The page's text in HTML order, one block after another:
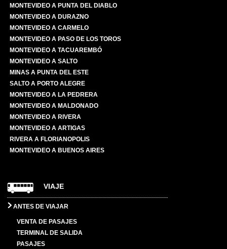
MONTEVIDEO A PUNTA DEL DIABLO
MONTEVIDEO A DURAZNO
MONTEVIDEO A CARMELO
MONTEVIDEO A PASO DE LOS TOROS
MONTEVIDEO A TACUAREMBÓ
MONTEVIDEO A SALTO
MINAS A PUNTA DEL ESTE
SALTO A PORTO ALEGRE
MONTEVIDEO A LA PEDRERA
MONTEVIDEO A MALDONADO
MONTEVIDEO A RIVERA
MONTEVIDEO A ARTIGAS
RIVERA A FLORIANOPOLIS
MONTEVIDEO A BUENOS AIRES
VIAJE
ANTES DE VIAJAR
VENTA DE PASAJES
TERMINAL DE SALIDA
PASAJES